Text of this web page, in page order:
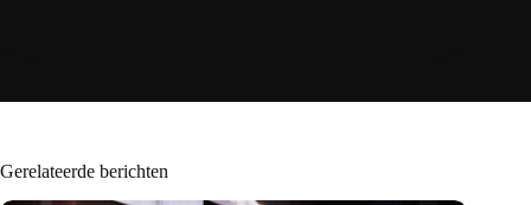
Gerelateerde berichten